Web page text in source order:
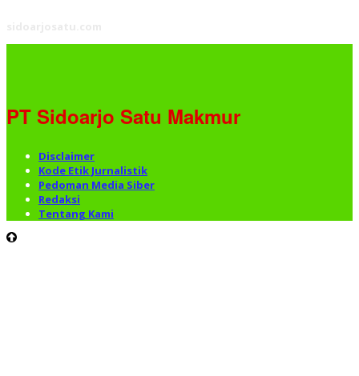
PT Sidoarjo Satu Makmur
Disclaimer
Kode Etik Jurnalistik
Pedoman Media Siber
Redaksi
Tentang Kami